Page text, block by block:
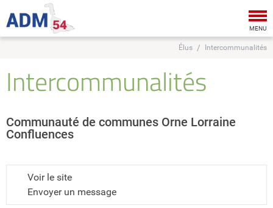
MENU
Élus Intercommunalités
Intercommunalités
Communauté de communes Orne Lorraine
Confluences
Voir le site
Envoyer un message